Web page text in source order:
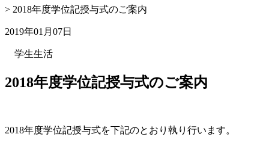
> 2018年度学位記授与式のご案内
2019年01月07日
学生生活
2018年度学位記授与式のご案内
2018年度学位記授与式を下記のとおり執り行います。